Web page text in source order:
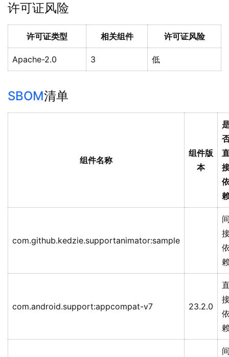
许可证风险
许可证类型 相关组件 许可证风险
Apache-2.0 3 低
SBOM清单
组件名称
组件版
本
com.github.kedzie.supportanimator:sample
com.android.support:appcompat-v7 23.2.0